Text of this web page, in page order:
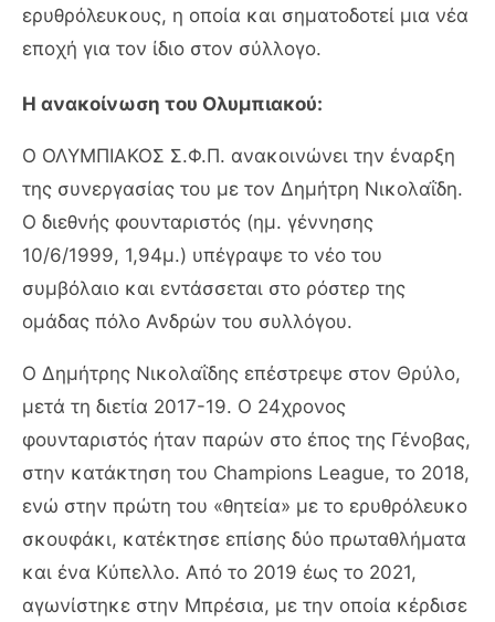
ερυθρόλευκους, η οποία και σηματοδοτεί μια νέα
εποχή για τον ίδιο στον σύλλογο.
Η ανακοίνωση του Ολυμπιακού:
Ο ΟΛΥΜΠΙΑΚΟΣ Σ.Φ.Π. ανακοινώνει την έναρξη
της συνεργασίας του με τον Δημήτρη Νικολαΐδη.
Ο διεθνής φουνταριστός (ημ. γέννησης
10/6/1999, 1,94μ.) υπέγραψε το νέο του
συμβόλαιο και εντάσσεται στο ρόστερ της
ομάδας πόλο Ανδρών του συλλόγου.
Ο Δημήτρης Νικολαΐδης επέστρεψε στον Θρύλο,
μετά τη διετία 2017-19. Ο 24χρονος
φουνταριστός ήταν παρών στο έπος της Γένοβας,
στην κατάκτηση του Champions League, το 2018,
ενώ στην πρώτη του «θητεία» με το ερυθρόλευκο
σκουφάκι, κατέκτησε επίσης δύο πρωταθλήματα
και ένα Κύπελλο. Από το 2019 έως το 2021,
αγωνίστηκε στην Μπρέσια, με την οποία κέρδισε